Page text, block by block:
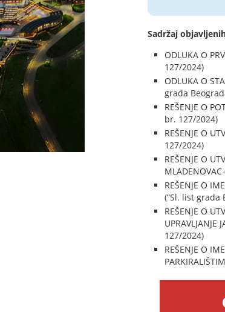
Sadržaj
ODLUKA O
127/2024)
ODLUKA O
grada
REŠENJE O
br. 127/2024)
REŠENJE O
127/2024)
REŠENJE O
REŠENJE O
(“Sl. list grada
REŠENJE O
127/2024)
REŠENJE O